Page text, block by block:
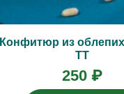
Конфитюр из
ТТ
250 ₽